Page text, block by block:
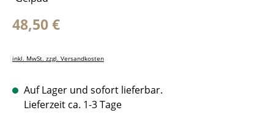
Regulärer Preis:
48,50 €
inkl. MwSt. zzgl. Versandkosten
Auf Lager und sofort lieferbar.
Lieferzeit ca. 1-3 Tage